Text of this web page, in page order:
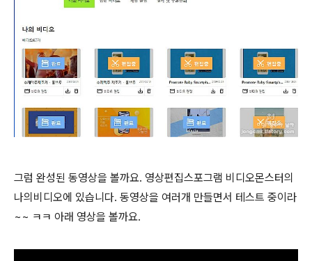
그럼 완성된 동영상을 볼까요. 영상편집스포그램 비디오몬스터의
나의비디오에 있습니다. 동영상을 여러개 만들면서 테스트 중이라
~~ ㅋㅋ 아래 영상을 볼까요.